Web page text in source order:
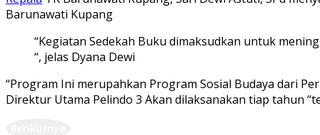
Barunawati Kupang
“Kegiatan Sedekah Buku dimaksudkan untuk
“, jelas Dyana Dewi
“Program Ini merupahkan Program Sosial Budaya dari
Direktur Utama Pelindo 3 Akan dilaksanakan tiap tahun